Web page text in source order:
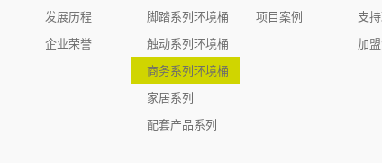
发展历程
企业荣誉
脚踏系列环境桶
触动系列环境桶
商务系列环境桶
家居系列
配套产品系列
项目案例
支
加